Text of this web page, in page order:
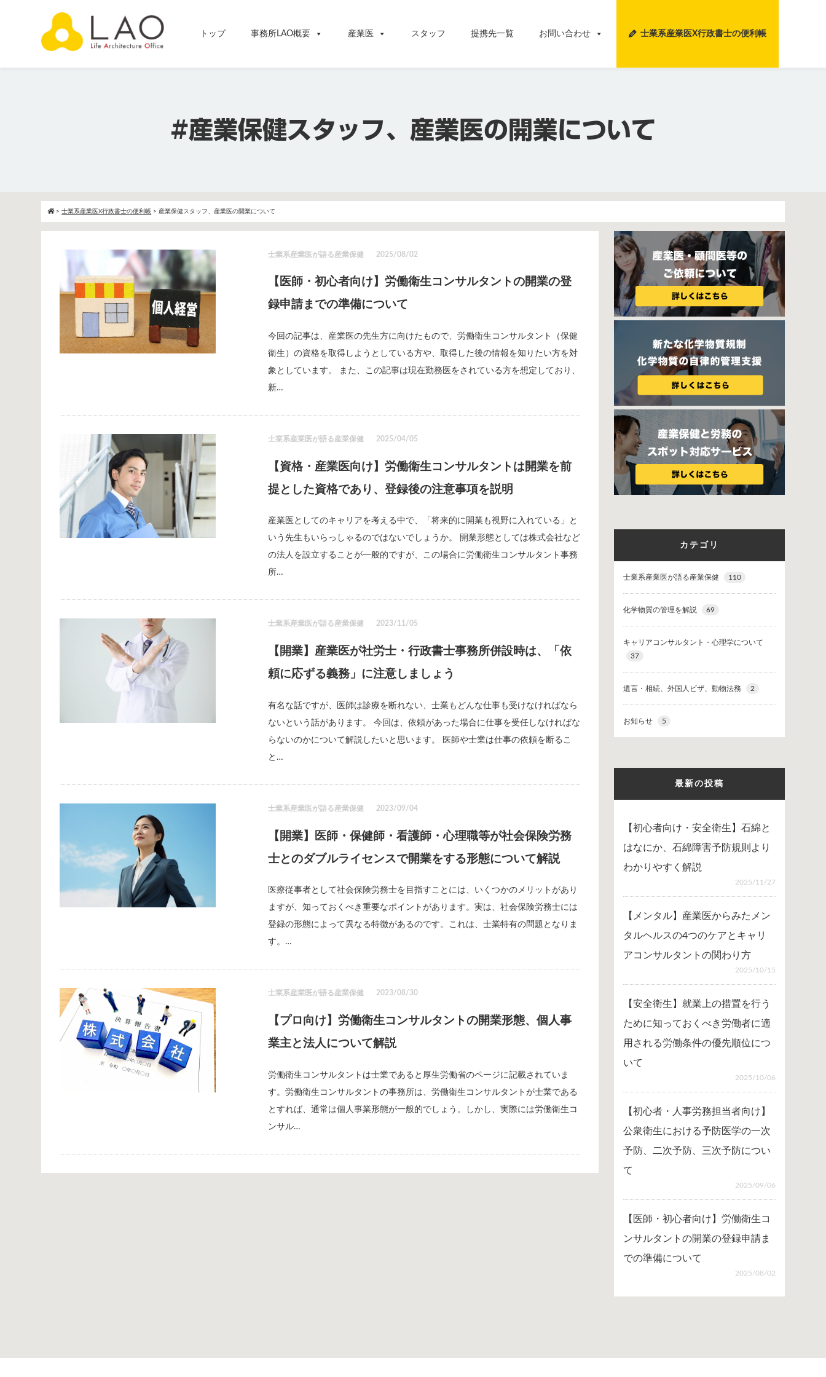
トップ 事務所LAO概要 産業医 スタッフ 提携先一覧 お問い合わせ 士業系産業医X行政書士の便利帳
#産業保健スタッフ、産業医の開業について
>士業系産業医X行政書士の便利帳 > 産業保健スタッフ、産業医の開業について
士業系産業医が語る産業保健 2025/08/02
【医師・初心者向け】労働衛生コンサルタントの開業の登
録申請までの準備について
今回の記事は、産業医の先生方に向けたもので、労働衛生コンサルタント（保健
衛生）の資格を取得しようとしている方や、取得した後の情報を知りたい方を対
象としています。 また、この記事は現在勤務医をされている方を想定しており、
新…
士業系産業医が語る産業保健 2025/04/05
【資格・産業医向け】労働衛生コンサルタントは開業を前
提とした資格であり、登録後の注意事項を説明
産業医としてのキャリアを考える中で、「将来的に開業も視野に入れている」と
いう先生もいらっしゃるのではないでしょうか。 開業形態としては株式会社など
の法人を設立することが一般的ですが、この場合に労働衛生コンサルタント事務
所…
士業系産業医が語る産業保健 2023/11/05
【開業】産業医が社労士・行政書士事務所併設時は、「依
頼に応ずる義務」に注意しましょう
有名な話ですが、医師は診療を断れない、士業もどんな仕事も受けなければなら
ないという話があります。 今回は、依頼があった場合に仕事を受任しなければな
らないのかについて解説したいと思います。 医師や士業は仕事の依頼を断るこ
と…
士業系産業医が語る産業保健 2023/09/04
【開業】医師・保健師・看護師・心理職等が社会保険労務
士とのダブルライセンスで開業をする形態について解説
医療従事者として社会保険労務士を目指すことには、いくつかのメリットがあり
ますが、知っておくべき重要なポイントがあります。実は、社会保険労務士には
登録の形態によって異なる特徴があるのです。これは、士業特有の問題となりま
す。…
士業系産業医が語る産業保健 2023/08/30
【プロ向け】労働衛生コンサルタントの開業形態、個人事
業主と法人について解説
労働衛生コンサルタントは士業であると厚生労働省のページに記載されていま
す。労働衛生コンサルタントの事務所は、労働衛生コンサルタントが士業である
とすれば、通常は個人事業形態が一般的でしょう。しかし、実際には労働衛生コ
ンサル…
カテゴリ
士業系産業医が語る産業保健 110
化学物質の管理を解説 69
キャリアコンサルタント・心理学について
37
遺言・相続、外国人ビザ、動物法務 2
お知らせ 5
最新の投稿
【初心者向け・安全衛生】石綿と
はなにか、石綿障害予防規則より
わかりやすく解説
2025/11/27
【メンタル】産業医からみたメン
タルヘルスの4つのケアとキャリ
アコンサルタントの関わり方
2025/10/15
【安全衛生】就業上の措置を行う
ために知っておくべき労働者に適
用される労働条件の優先順位につ
いて
2025/10/06
【初心者・人事労務担当者向け】
公衆衛生における予防医学の一次
予防、二次予防、三次予防につい
て
2025/09/06
【医師・初心者向け】労働衛生コ
ンサルタントの開業の登録申請ま
での準備について
2025/08/02